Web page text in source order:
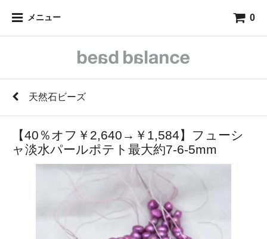
メニュー 0
天然石ビーズ
【40％オフ￥2,640→￥1,584】フューシ
ャ淡水パールポテト最大約7-6-5mm